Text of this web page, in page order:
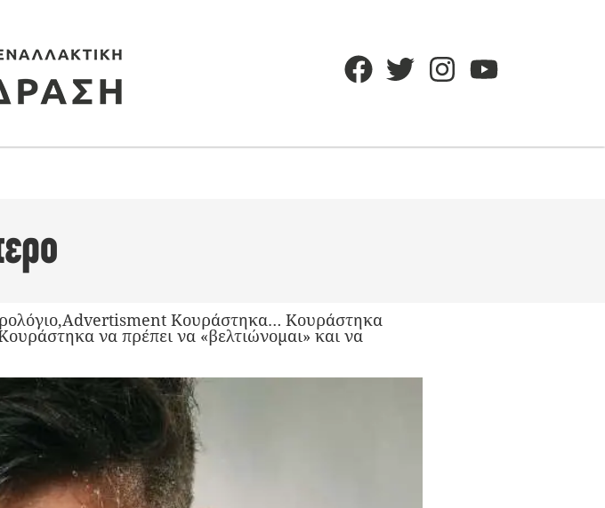
Κουράστηκα… Κουράστηκα
να πρέπει να «βελτιώνομαι» και να